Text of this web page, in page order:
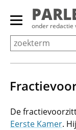
Overslaan
Primair
menu
tonen/verbergen
onder redactie
De
Eerste Kamer.